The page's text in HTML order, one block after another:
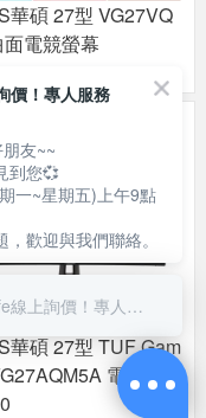
華碩 27型 VG27VQ
電競螢幕
華碩 27型 TUF Gam
電競螢幕
價！專人服務
友~~
到您💞
一~星期五)上午9點
歡迎與我們聯絡。
回覆至 EcLife線上詢價！專人服務